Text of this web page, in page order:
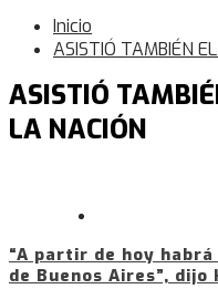
Inicio
ASISTIÓ TAMBIÉN
ASISTIÓ
LA NACIÓN
“A partir de hoy
de Buenos Aires”,